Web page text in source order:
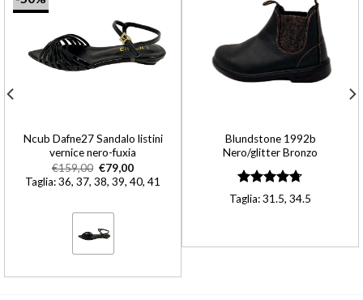
Ncub Dafne27 Sandalo listini
vernice nero-fuxia
€159,00 €79,00
Taglia: 36, 37, 38, 39, 40, 41
Blundstone 1992b
Nero/glitter Bronzo
Valutato
4.70
su 5
Taglia: 31.5, 34.5